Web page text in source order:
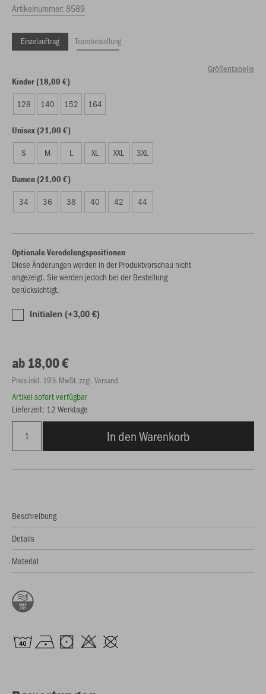
Artikelnummer:8589
Einzelauftrag Teambestellung
Größentabelle
Kinder (18,00 €)
128 140 152 164
Unisex (21,00 €)
S M L XL XXL 3XL
Damen (21,00 €)
34 36 38 40 42 44
Optionale Veredelungspositionen
Diese Änderungen werden in der Produktvorschau nicht
angezeigt. Sie werden jedoch bei der Bestellung
berücksichtigt.
Initialen (+3,00 €)
ab 18,00 €
Preis inkl. 19% MwSt. zzgl. Versand
Artikel sofort verfügbar
Lieferzeit: 12 Werktage
In den Warenkorb
Beschreibung
Details
Material